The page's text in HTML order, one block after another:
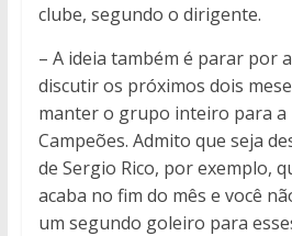
clube, segundo o dirigente.
– A ideia também é parar por
discutir os próximos dois
manter o grupo inteiro para a
Campeões. Admito que seja
de Sergio Rico, por exemplo,
acaba no fim do mês e você
um segundo goleiro para